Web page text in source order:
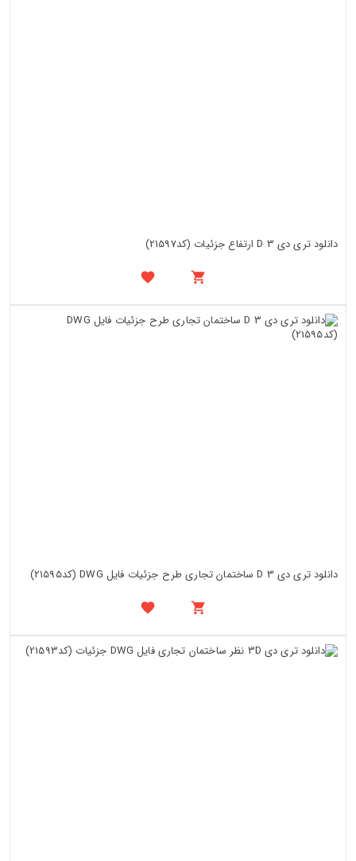
دانلود تری دی 3 D ارتفاع جزئیات (کد21597)
دانلود تری دی 3 D ساختمان تجاری طرح جزئیات فایل DWG (کد21595)